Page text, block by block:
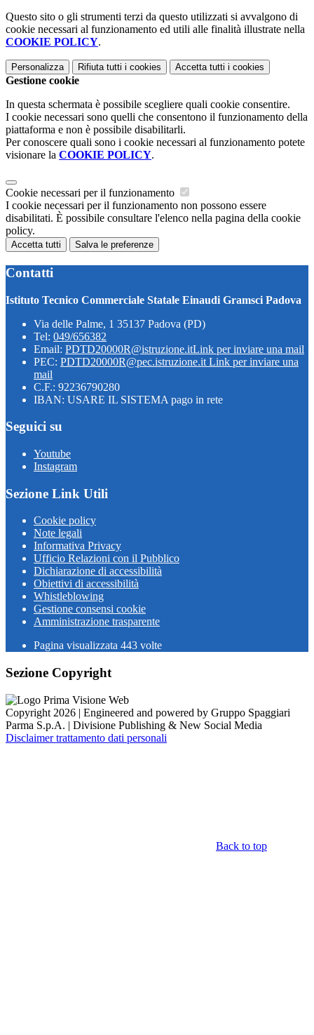
Questo sito o gli strumenti terzi da questo utilizzati si avvalgono di
cookie necessari al funzionamento ed utili alle finalità illustrate nella
COOKIE POLICY.
Personalizza Rifiuta tutti i cookies Accetta tutti i cookies
Gestione cookie
In questa schermata è possibile scegliere quali cookie consentire.
I cookie necessari sono quelli che consentono il funzionamento della
piattaforma e non è possibile disabilitarli.
Per conoscere quali sono i cookie necessari al funzionamento potete
visionare la COOKIE POLICY.
Cookie necessari per il funzionamento
I cookie necessari per il funzionamento non possono essere
disabilitati. È possibile consultare l'elenco nella pagina della cookie
policy.
Accetta tutti Salva le preferenze
Contatti
Istituto Tecnico Commerciale Statale Einaudi Gramsci Padova
Via delle Palme, 1 35137 Padova (PD)
Tel: 049/656382
Email: PDTD20000R@istruzione.itLink per inviare una mail
PEC: PDTD20000R@pec.istruzione.it Link per inviare una
mail
C.F.: 92236790280
IBAN: USARE IL SISTEMA pago in rete
Seguici su
Youtube
Instagram
Sezione Link Utili
Cookie policy
Note legali
Informativa Privacy
Ufficio Relazioni con il Pubblico
Dichiarazione di accessibilità
Obiettivi di accessibilità
Whistleblowing
Gestione consensi cookie
Amministrazione trasparente
Pagina visualizzata 443 volte
Sezione Copyright
Copyright 2026 | Engineered and powered by Gruppo Spaggiari
Parma S.p.A. | Divisione Publishing & New Social Media
Disclaimer trattamento dati personali
Back to top